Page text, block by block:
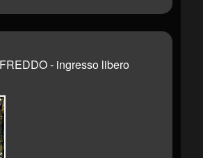
- ingresso libero